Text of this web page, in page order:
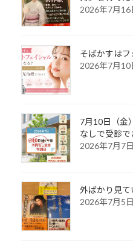
2026年7月16
そばかすは
2026年7月10
7月10日（金
なしで受診で
2026年7月7日
外ばかり見て
2026年7月5日